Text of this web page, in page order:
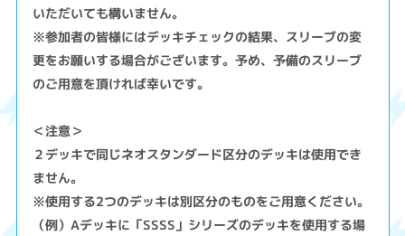
いただいても構いません。
※参加者の皆様にはデッキチェックの結果、スリーブの変
更をお願いする場合がございます。予め、予備のスリーブ
のご用意を頂ければ幸いです。
＜注意＞
２デッキで同じネオスタンダード区分のデッキは使用でき
ません。
※使用する2つのデッキは別区分のものをご用意ください。
（例）Aデッキに「SSSS」シリーズのデッキを使用する場